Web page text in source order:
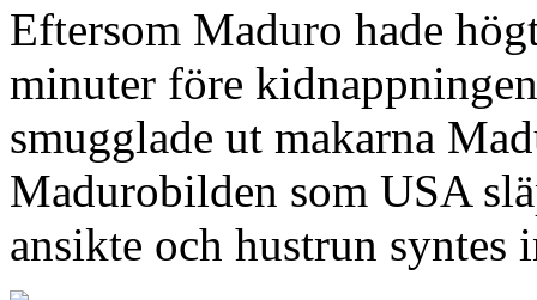
Eftersom Maduro hade
minuter före
smugglade ut makarna
Madurobilden som USA
ansikte och hustrun syntes